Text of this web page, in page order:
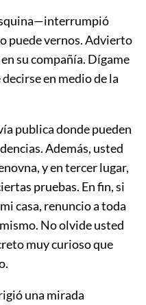
puede vernos. Advierto
su compañía. Dígame
en medio de la
publica donde pueden
Además, usted
y en tercer lugar,
pruebas. En fin, si
casa, renuncio a toda
No olvide usted
muy curioso que
una mirada